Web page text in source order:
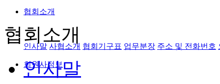
협회소개
인사말 사협소개 협회기구표 업무분장 주소 및 전화번호
회원사정보
협회소개
인사말